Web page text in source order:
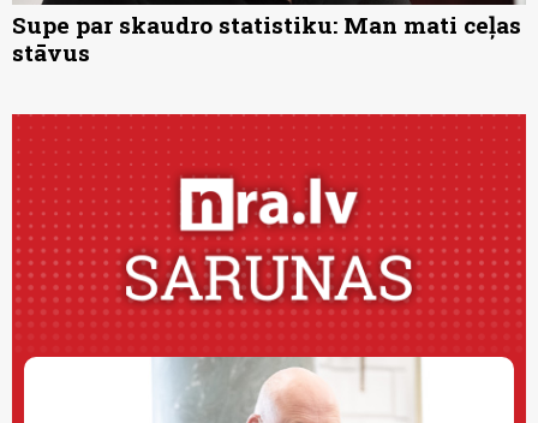
Supe par skaudro statistiku: Man mati ceļas
stāvus